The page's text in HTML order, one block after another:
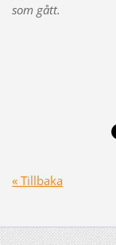
som gått.
« Tillbaka